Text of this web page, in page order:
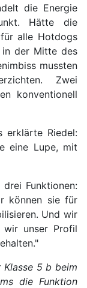
die Energie
Hätte die
alle Hotdogs
in der Mitte des
mussten
Zwei
konventionell
erklärte Riedel:
eine Lupe, mit
Funktionen:
können sie für
Und wir
wir unser Profil
Klasse 5 b beim
die Funktion